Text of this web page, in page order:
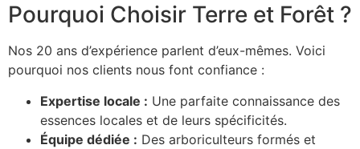
Pourquoi Choisir Terre et Forêt ?
Nos 20 ans d’expérience parlent d’eux-mêmes. Voici
pourquoi nos clients nous font confiance :
Expertise locale : Une parfaite connaissance des
essences locales et de leurs spécificités.
Équipe dédiée : Des arboriculteurs formés et